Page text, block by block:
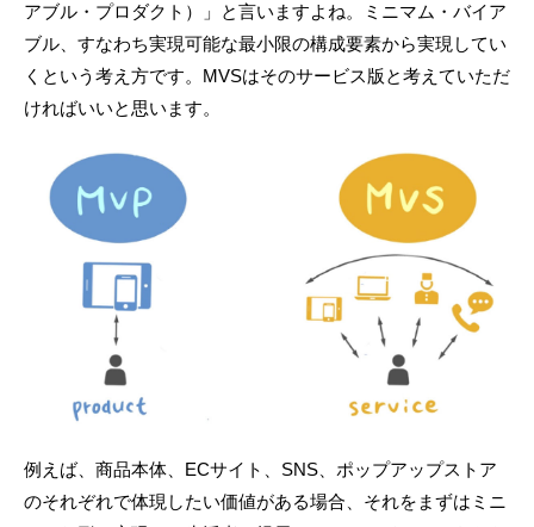
アブル・プロダクト）」と言いますよね。ミニマム・バイア
ブル、すなわち実現可能な最小限の構成要素から実現してい
くという考え方です。MVSはそのサービス版と考えていただ
ければいいと思います。
例えば、商品本体、ECサイト、SNS、ポップアップストア
のそれぞれで体現したい価値がある場合、それをまずはミニ